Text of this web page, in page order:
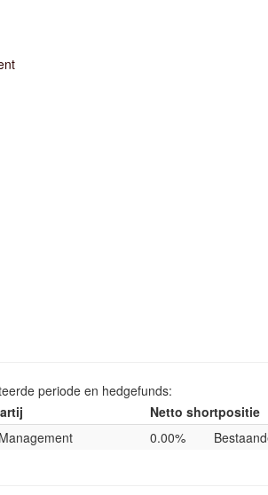
periode en hedgefunds:
Netto shortpositie
0.00%